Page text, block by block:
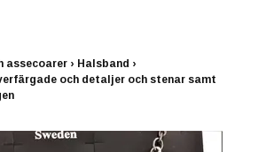
assecoarer › Halsband ›
och detaljer och stenar samt